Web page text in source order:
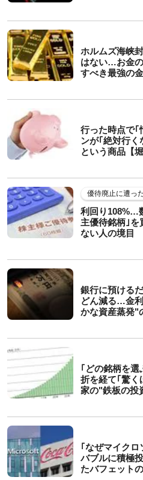
ホルムズ海峡
はない…お金
すべき最強の
行った時点で
ンが｢絶対行く
という商品【
優待廃止に遭っ
利回り108%…
主優待銘柄｣を
ない人の境目
銀行に預ける
どん減る…金
かな資産蒸発"
｢どの銘柄を
折を経て｢驚く
家の"鉄板の投
｢なぜマイク
バブルに積極
たバフェット